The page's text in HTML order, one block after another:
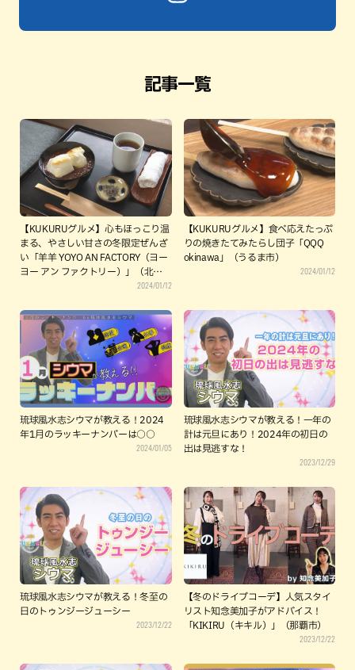
記事一覧
【KUKURUグルメ】心もほっこり温
まる、やさしい甘さの冬限定ぜんざ
い「羊羊 YOYO AN FACTORY（ヨー
ヨー アン ファクトリー）」（北中城
2024/01/12
【KUKURUグルメ】食べ応えたっぷ
りの焼きたてみたらし団子「QQQ
okinawa」（うるま市）
2024/01/12
琉球風水志シウマが教える！2024
年1月のラッキーナンバーは○○
2024/01/05
琉球風水志シウマが教える！一年の
計は元旦にあり！2024年の初日の
出は見逃すな！
2023/12/29
琉球風水志シウマが教える！冬至の
日のトゥンジージューシー
2023/12/22
【冬のドライブコーデ】人気スタイ
リスト知念美加子がアドバイス！
「KIKIRU（キキル）」（那覇市）
2023/12/22